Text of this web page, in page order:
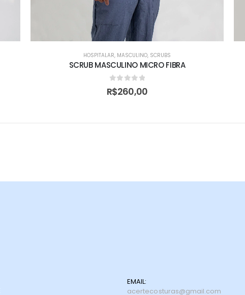
HOSPITALAR, MASCULINO, SCRUBS
SCRUB MASCULINO MICRO FIBRA
0de 5
R$260,00
EMAIL:
acertecosturas@gmail.com